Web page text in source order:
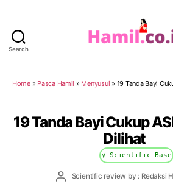
Search
Home» Pasca Hamil » Menyusui » 19 Tanda Bayi
19 Tanda Bayi Cukup
Dilihat
√ Scientific Base
PostScientific review by : Redaksi